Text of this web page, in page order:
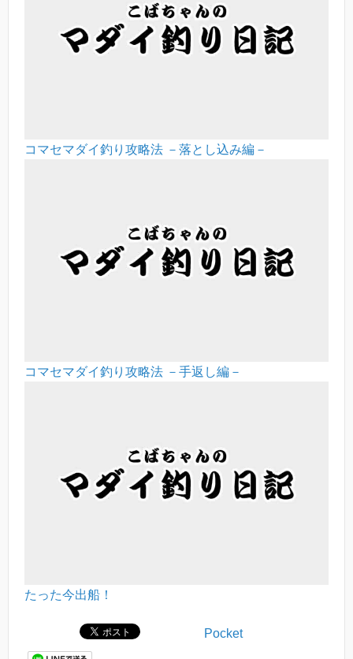
コマセマダイ釣り攻略法 －落とし込み編－
コマセマダイ釣り攻略法 －手返し編－
たった今出船！
Pocket